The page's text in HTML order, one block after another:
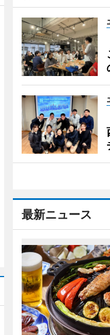
最新ニュース